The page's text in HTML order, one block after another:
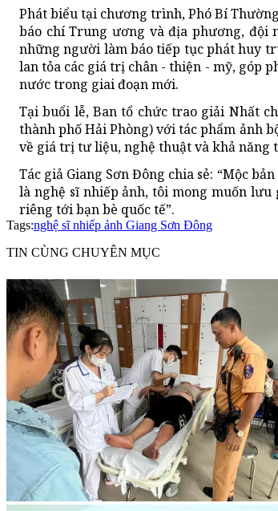
Phát biểu tại chương trình, Phó Bí
báo chí Trung ương và địa phương, đội
những người làm báo tiếp tục phát huy
lan tỏa các giá trị chân - thiện - mỹ, góp
nước trong giai đoạn mới.
Tại buổi lễ, Ban tổ chức trao giải Nhất
thành phố Hải Phòng) với tác phẩm ảnh
về giá trị tư liệu, nghệ thuật và khả năng
Tác giả Giang Sơn Đông chia sẻ: “Mộc
là nghệ sĩ nhiếp ảnh, tôi mong muốn
riêng tới bạn bè quốc tế”.
Tags:nghệ sĩ nhiếp ảnh Giang Sơn Đông
TIN CÙNG CHUYÊN MỤC